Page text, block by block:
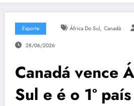
Esporte África Do Sul, Canadá
28/06/2026
Canadá vence
Sul e é o 1º